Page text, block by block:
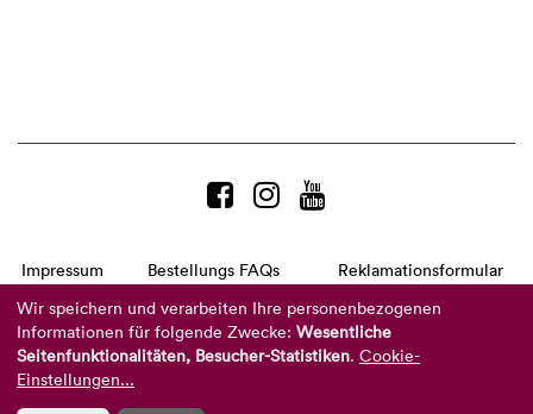
Impressum Bestellungs FAQs
Reklamationsformular
AGB
Datenschutzerklärung
Barrierefreiheitserklärung
Telefon:+49 8104 8873-310
(Mo-Do: 9-16 Uhr und Fr: 9-14 Uhr)
Wir speichern und verarbeiten Ihre personenbezogenen
Informationen für folgende Zwecke: Wesentliche
Seitenfunktionalitäten, Besucher-Statistiken. Cookie-
Einstellungen...